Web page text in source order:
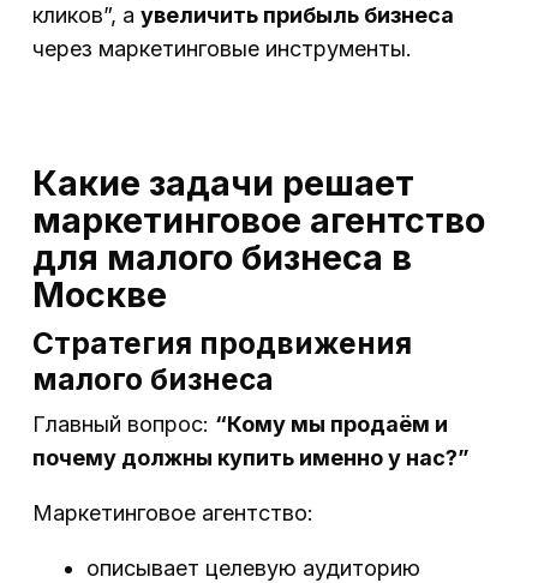
кликов”, а увеличить прибыль бизнеса
через маркетинговые инструменты.
Какие задачи решает
маркетинговое агентство
для малого бизнеса в
Москве
Стратегия продвижения
малого бизнеса
Главный вопрос: “Кому мы продаём и
почему должны купить именно у нас?”
Маркетинговое агентство:
описывает целевую аудиторию